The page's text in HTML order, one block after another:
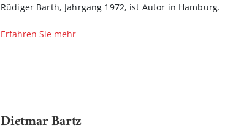
Rüdiger Barth, Jahrgang 1972, ist Autor in Hamburg.
Erfahren Sie mehr
Dietmar Bartz